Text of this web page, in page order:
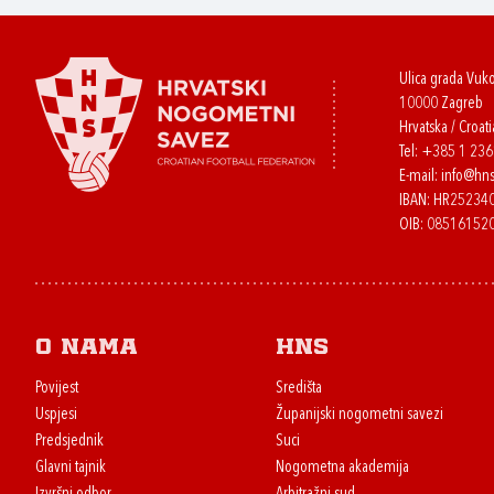
Ulica grada
10000 Zagreb
Hrvatska /
Tel: +385 1
E-mail:
IBAN:
OIB:
O nama
Povijest
Uspjesi
Predsjednik
Glavni tajnik
HNS
Središta
Županijski nogometni savezi
Suci
Nogometna akademija